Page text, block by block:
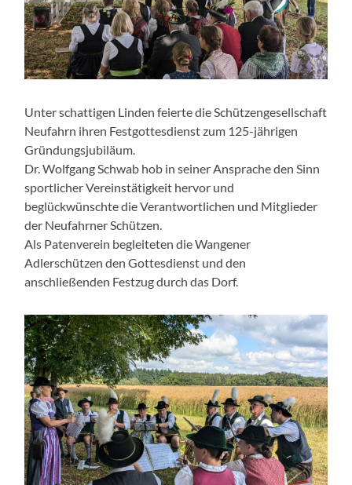
Unter schattigen Linden feierte die Schützengesellschaft
Neufahrn ihren Festgottesdienst zum 125-jährigen
Gründungsjubiläum.
Dr. Wolfgang Schwab hob in seiner Ansprache den Sinn
sportlicher Vereinstätigkeit hervor und
beglückwünschte die Verantwortlichen und Mitglieder
der Neufahrner Schützen.
Als Patenverein begleiteten die Wangener
Adlerschützen den Gottesdienst und den
anschließenden Festzug durch das Dorf.